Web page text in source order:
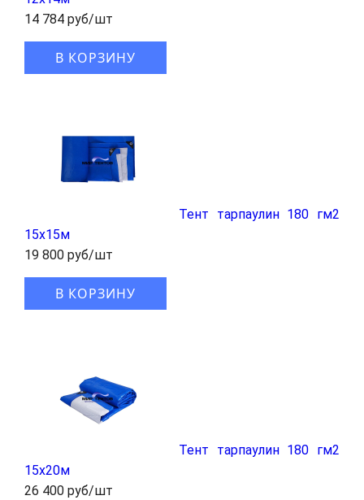
14 784 руб/шт
В КОРЗИНУ
Тент тарпаулин 180 гм2
15x15м
19 800 руб/шт
В КОРЗИНУ
Тент тарпаулин 180 гм2
15x20м
26 400 руб/шт